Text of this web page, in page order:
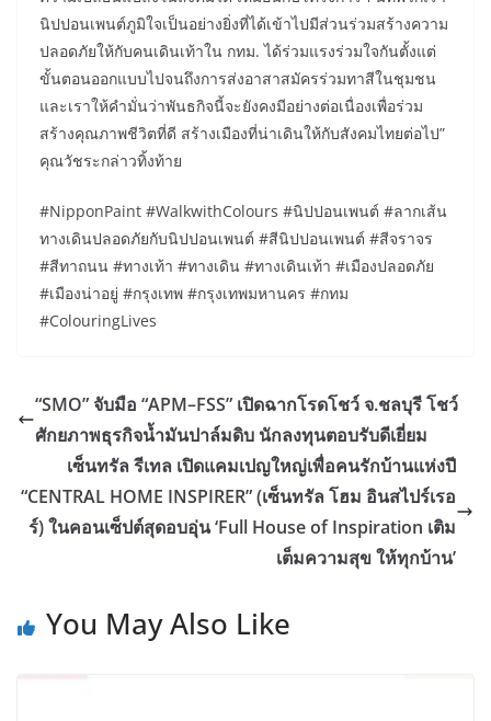
นิปปอนเพนต์ภูมิใจเป็นอย่างยิ่งที่ได้เข้าไปมีส่วนร่วมสร้างความ
ปลอดภัยให้กับคนเดินเท้าใน กทม. ได้ร่วมแรงร่วมใจกันตั้งแต่
ขั้นตอนออกแบบไปจนถึงการส่งอาสาสมัครร่วมทาสีในชุมชน
และเราให้คำมั่นว่าพันธกิจนี้จะยังคงมีอย่างต่อเนื่องเพื่อร่วม
สร้างคุณภาพชีวิตที่ดี สร้างเมืองที่น่าเดินให้กับสังคมไทยต่อไป”
คุณวัชระกล่าวทิ้งท้าย
#NipponPaint #WalkwithColours #นิปปอนเพนต์ #ลากเส้น
ทางเดินปลอดภัยกับนิปปอนเพนต์ #สีนิปปอนเพนต์ #สีจราจร
#สีทาถนน #ทางเท้า #ทางเดิน #ทางเดินเท้า #เมืองปลอดภัย
#เมืองน่าอยู่ #กรุงเทพ #กรุงเทพมหานคร #กทม
#ColouringLives
“SMO” จับมือ “APM–FSS” เปิดฉากโรดโชว์ จ.ชลบุรี โชว์
ศักยภาพธุรกิจน้ำมันปาล์มดิบ นักลงทุนตอบรับดีเยี่ยม
เซ็นทรัล รีเทล เปิดแคมเปญใหญ่เพื่อคนรักบ้านแห่งปี
“CENTRAL HOME INSPIRER” (เซ็นทรัล โฮม อินสไปร์เรอ
ร์) ในคอนเซ็ปต์สุดอบอุ่น ‘Full House of Inspiration เติม
เต็มความสุข ให้ทุกบ้าน’
You May Also Like